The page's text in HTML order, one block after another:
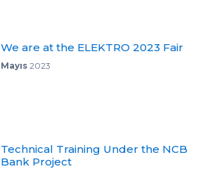
We are at the ELEKTRO 2023 Fair
Mayıs2023
Technical Training Under the NCB
Bank Project